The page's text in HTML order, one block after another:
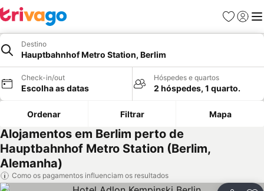
Favoritos
Iniciar
Destino
Hauptbahnhof Metro Station, Berlim
Check-in/out
Escolha as datas
Hóspedes e quartos
2 hóspedes, 1 quarto.
Ordenar Filtrar Mapa
Alojamentos em Berlim perto de
Hauptbahnhof Metro Station (Berlim,
Alemanha)
Como os pagamentos influenciam os resultados